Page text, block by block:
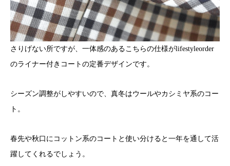
さりげない所ですが、一体感のあるこちらの仕様がlifestyleorder
のライナー付きコートの定番デザインです。
シーズン調整がしやすいので、真冬はウールやカシミヤ系のコー
ト。
春先や秋口にコットン系のコートと使い分けると一年を通して活
躍してくれるでしょう。